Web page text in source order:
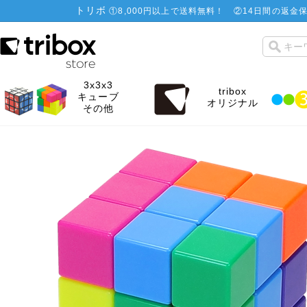
トリボ ①8,000円以上で送料無料！ ②14日間の返金
3x3x3
キューブ
その他
tribox
オリジナル